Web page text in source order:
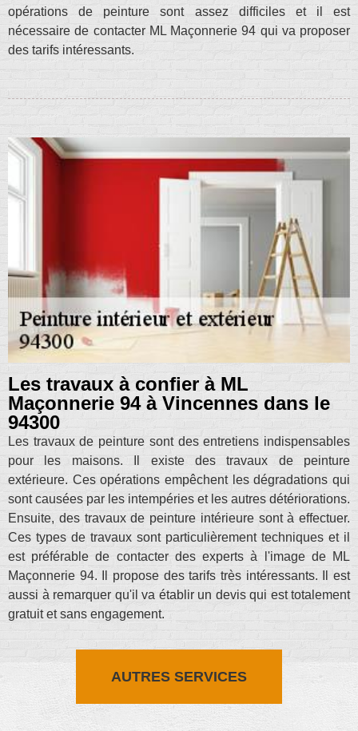
opérations de peinture sont assez difficiles et il est
nécessaire de contacter ML Maçonnerie 94 qui va proposer
des tarifs intéressants.
Les travaux à confier à ML
Maçonnerie 94 à Vincennes dans le
94300
Les travaux de peinture sont des entretiens indispensables
pour les maisons. Il existe des travaux de peinture
extérieure. Ces opérations empêchent les dégradations qui
sont causées par les intempéries et les autres détériorations.
Ensuite, des travaux de peinture intérieure sont à effectuer.
Ces types de travaux sont particulièrement techniques et il
est préférable de contacter des experts à l'image de ML
Maçonnerie 94. Il propose des tarifs très intéressants. Il est
aussi à remarquer qu'il va établir un devis qui est totalement
gratuit et sans engagement.
AUTRES SERVICES